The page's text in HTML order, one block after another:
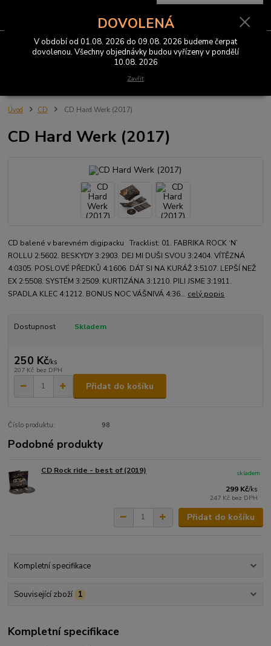
Menu
0 Kč
Úvod CD CD Hard Werk (2017)
CD Hard Werk (2017)
CD balené v barevném digipacku Tracklist: 01. FABRIKA ROCK ‘N’
ROLLU 2:5602. BESKYDY 3:2903. DEJ MI DUŠI SVOU 3:2404. VÍTĚZNÁ
4:0305. POSLOVÉ PŘEDKŮ 4:1606. DÁT SI NA KURÁŽ 3:5107. LEPŠÍ NEŽ
EX 2:5508. SYSTÉM 3:2509. KURTIZÁNA 3:1210. PILI JSME 3:1911.
SPADLA KLEC 4:1212. BONUS NOC VÁŠNIVÁ 4:36... celý popis
Dostupnost Skladem
250 Kč/ks
207 Kč bez DPH
Přidat do košíku
Číslo produktu: 98
Podobné produkty
CD Rock ride - best of (2019)
299 Kč/ks
247 Kč bez DPH
skladem
Přidat do košíku
Kompletní specifikace
Související zboží 1
Kompletní specifikace
DOVOLENÁ
V období od 01.08. 2026 do 09.08. 2026 budeme čerpat
dovolenou. Všechny objednávky budou vyřízeny v pondělí
10.08. 2026
Zavřít